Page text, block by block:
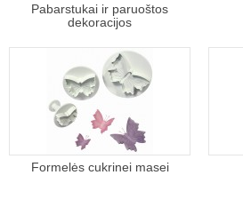
Pabarstukai ir paruoštos
dekoracijos
Formelės cukrinei masei